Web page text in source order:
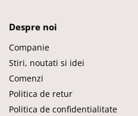
Despre noi
Companie
Stiri, noutati si idei
Comenzi
Politica de retur
Politica de confidentialitate